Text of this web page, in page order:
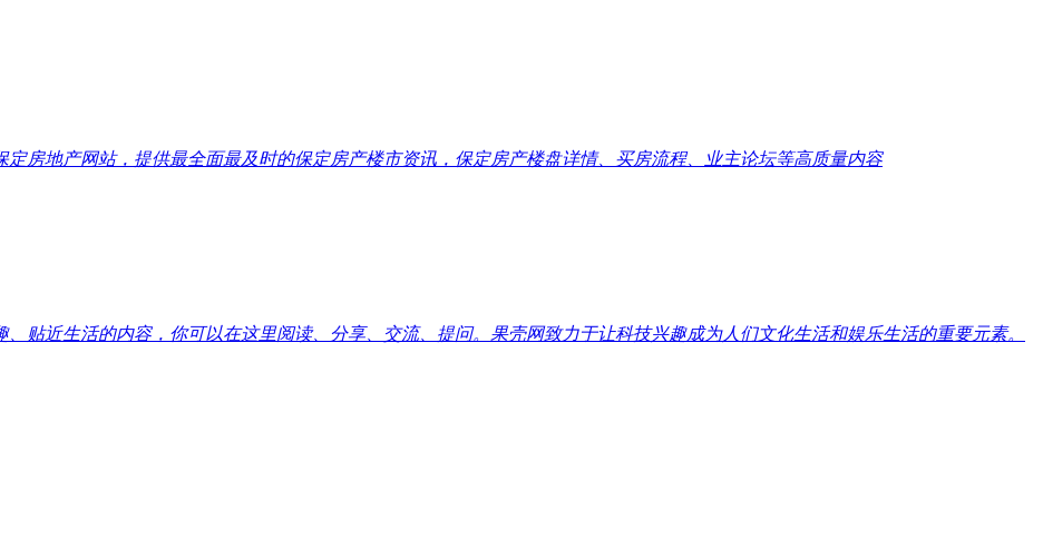
房地产网站，提供最全面最及时的保定房产楼市资讯，保定房产楼盘详情、买房流程、业主论坛等高质量内容
贴近生活的内容，你可以在这里阅读、分享、交流、提问。果壳网致力于让科技兴趣成为人们文化生活和娱乐生活的重要元素。